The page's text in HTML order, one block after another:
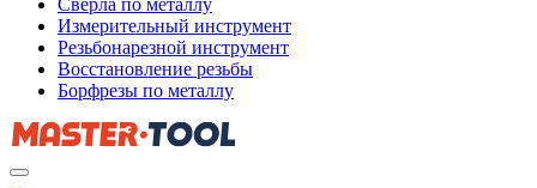
Сверла по металлу
Измерительный инструмент
Резьбонарезной инструмент
Восстановление резьбы
Борфрезы по металлу